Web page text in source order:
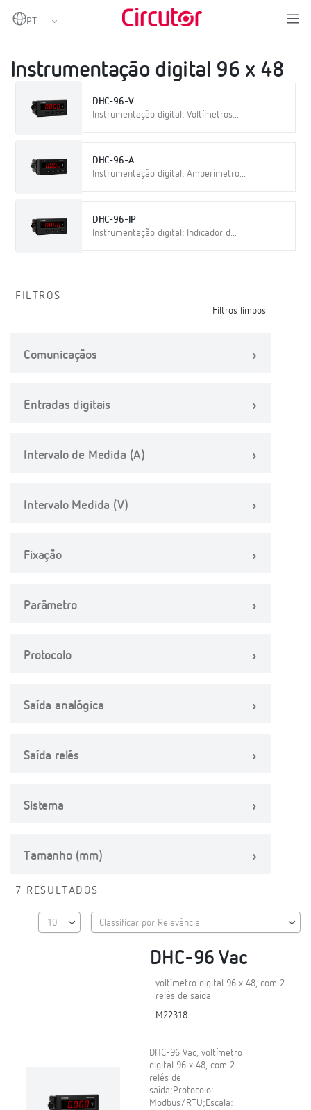
Home
Instrumentação digital e conversores de medição
Instrumentação digital 96 x 48
DHC-96-V
Instrumentação digital: Voltímetros...
DHC-96-A
Instrumentação digital: Amperímetro...
DHC-96-IP
Instrumentação digital: Indicador d...
FILTROS
Filtros limpos
Comunicaçãos
Entradas digitais
Intervalo de Medida (A)
Intervalo Medida (V)
Fixação
Parâmetro
Protocolo
Saída analógica
Saída relés
Sistema
Tamanho (mm)
7 RESULTADOS
DHC-96 Vac
voltímetro digital 96 x 48, com 2
relés de saída
M22318.
DHC-96 Vac, voltímetro
digital 96 x 48, com 2
relés de
saída;Protocolo:
Modbus/RTU;Escala: